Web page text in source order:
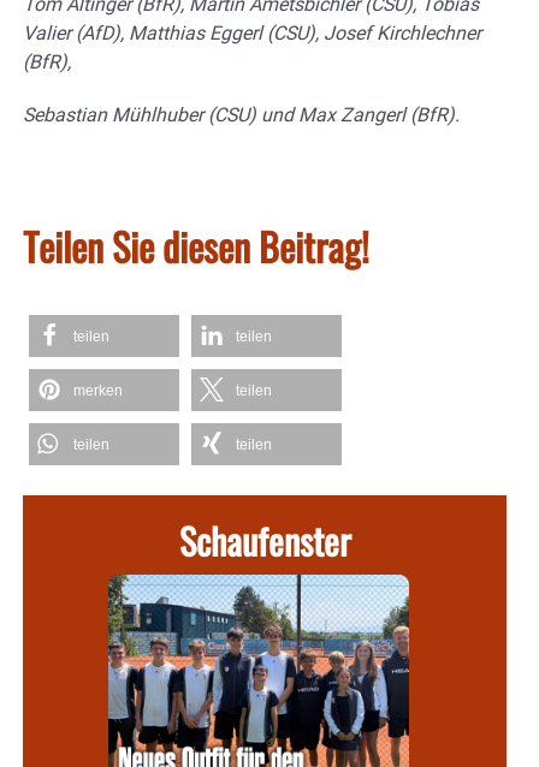
Valier (AfD), Matthias Eggerl (CSU), Josef Kirchlechner
(BfR),
Sebastian Mühlhuber (CSU) und Max Zangerl (BfR).
Teilen Sie diesen Beitrag!
teilen teilen
merken teilen
teilen teilen
Schaufenster